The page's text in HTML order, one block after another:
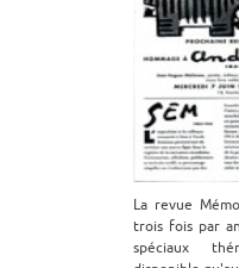
La revue
trois fois par
spéciaux